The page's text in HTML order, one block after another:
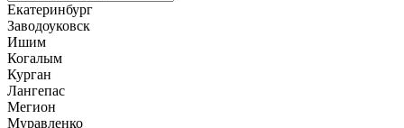
Екатеринбург
Заводоуковск
Ишим
Когалым
Курган
Лангепас
Мегион
Муравленко